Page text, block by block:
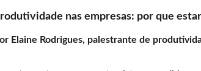
nas empresas: por que
Elaine Rodrigues, palestrante de